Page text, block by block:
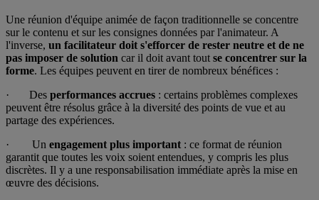
Une réunion d'équipe animée de façon traditionnelle se concentre
sur le contenu et sur les consignes données par l'animateur. A
l'inverse, un facilitateur doit s'efforcer de rester neutre et de ne
pas imposer de solution car il doit avant tout se concentrer sur la
forme. Les équipes peuvent en tirer de nombreux bénéfices :
· Des performances accrues : certains problèmes complexes
peuvent être résolus grâce à la diversité des points de vue et au
partage des expériences.
· Un engagement plus important : ce format de réunion
garantit que toutes les voix soient entendues, y compris les plus
discrètes. Il y a une responsabilisation immédiate après la mise en
œuvre des décisions.